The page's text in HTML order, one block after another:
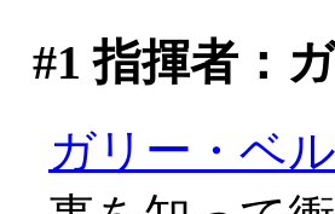
#1 指揮者：
ガリー・ベ